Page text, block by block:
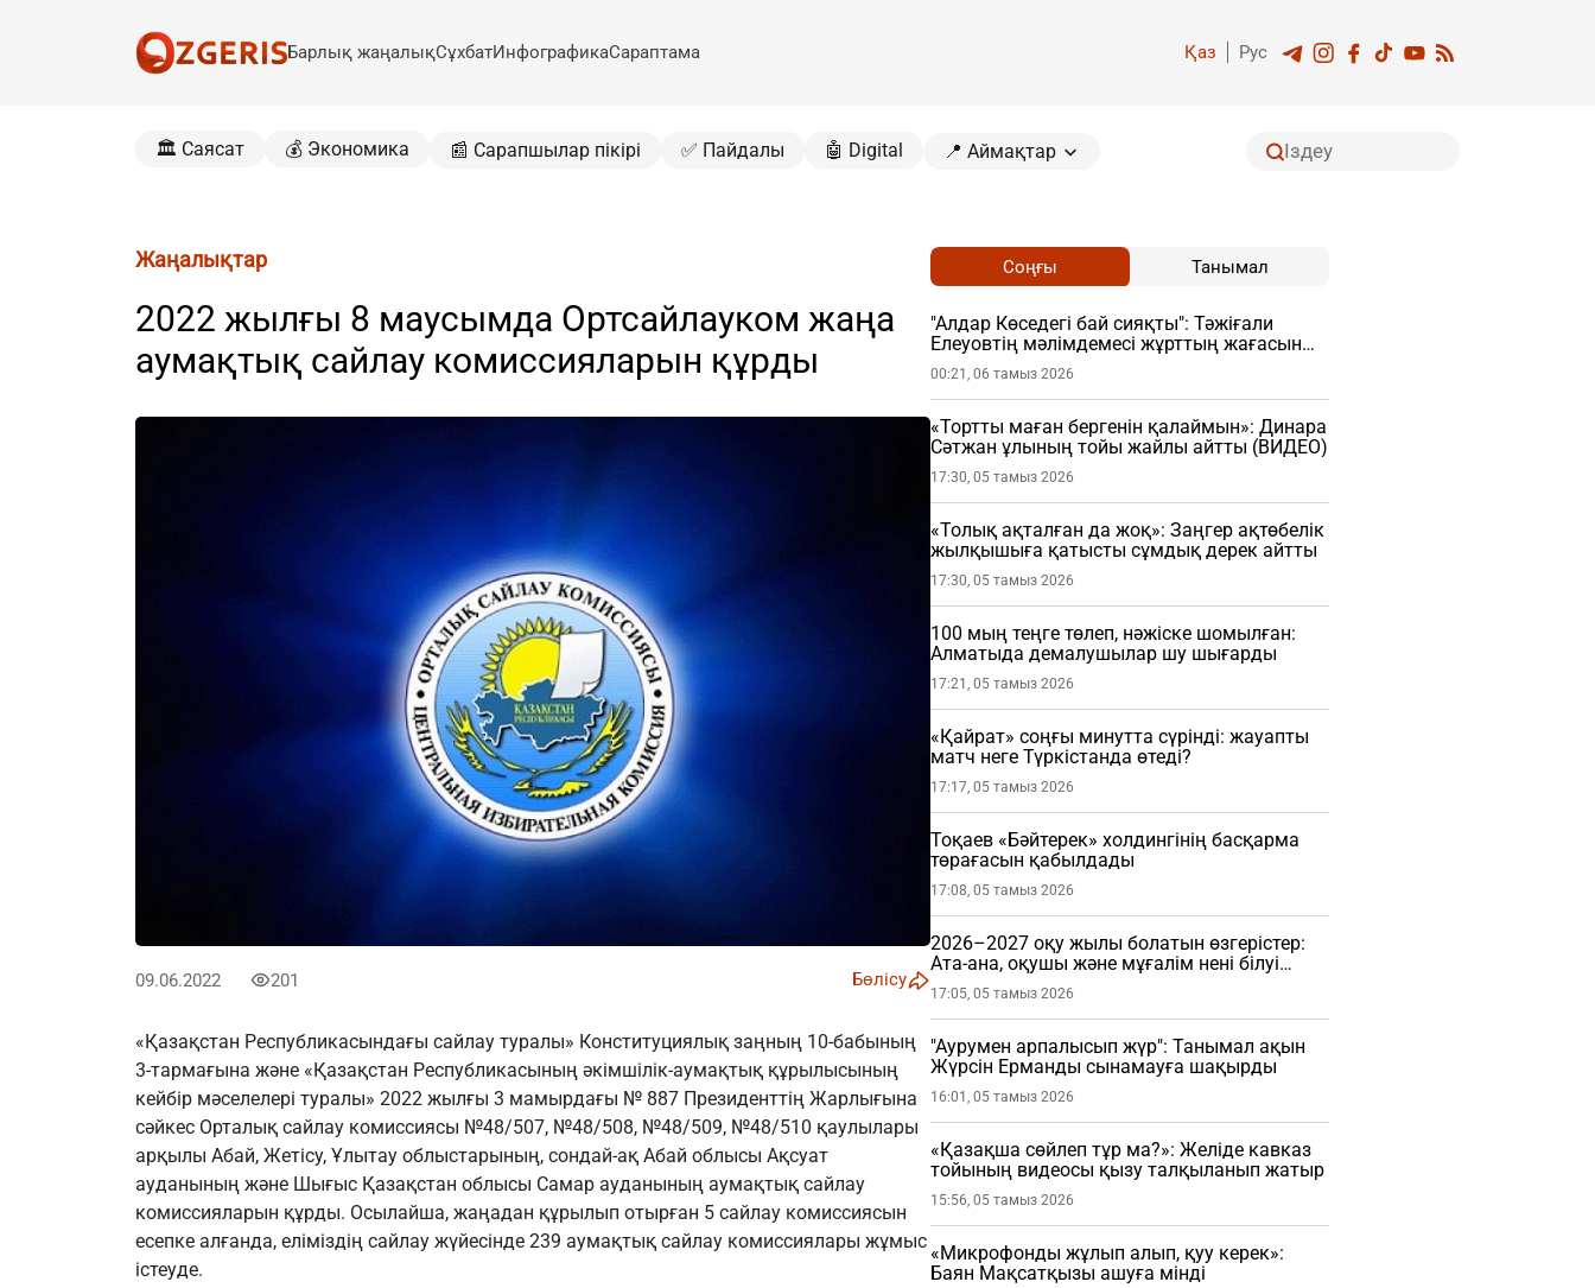
Барлық жаңалықСұхбатИнфографикаСараптама Қаз Рус
🏛️ Саясат 💰 Экономика 📰 Сарапшылар пікірі ✅ Пайдалы 🤖 Digital 📍 Аймақтар
Жаңалықтар
2022 жылғы 8 маусымда Ортсайлауком жаңа
аумақтық сайлау комиссияларын құрды
09.06.2022 201 Бөлісу
«Қазақстан Республикасындағы сайлау туралы» Конституциялық заңның 10-бабының
3-тармағына және «Қазақстан Республикасының әкімшілік-аумақтық құрылысының
кейбір мәселелері туралы» 2022 жылғы 3 мамырдағы № 887 Президенттің Жарлығына
сәйкес Орталық сайлау комиссиясы №48/507, №48/508, №48/509, №48/510 қаулылары
арқылы Абай, Жетісу, Ұлытау облыстарының, сондай-ақ Абай облысы Ақсуат
ауданының және Шығыс Қазақстан облысы Самар ауданының аумақтық сайлау
комиссияларын құрды. Осылайша, жаңадан құрылып отырған 5 сайлау комиссиясын
есепке алғанда, еліміздің сайлау жүйесінде 239 аумақтық сайлау комиссиялары жұмыс
істеуде.
Соңғы Танымал
"Алдар Көседегі бай сияқты": Тәжіғали
Елеуовтің мәлімдемесі жұрттың жағасын
ұстатты
00:21, 06 тамыз 2026
«Тортты маған бергенін қалаймын»: Динара
Сәтжан ұлының тойы жайлы айтты (ВИДЕО)
17:30, 05 тамыз 2026
«Толық ақталған да жоқ»: Заңгер ақтөбелік
жылқышыға қатысты сұмдық дерек айтты
17:30, 05 тамыз 2026
100 мың теңге төлеп, нәжіске шомылған:
Алматыда демалушылар шу шығарды
17:21, 05 тамыз 2026
«Қайрат» соңғы минутта сүрінді: жауапты
матч неге Түркістанда өтеді?
17:17, 05 тамыз 2026
Тоқаев «Бәйтерек» холдингінің басқарма
төрағасын қабылдады
17:08, 05 тамыз 2026
2026–2027 оқу жылы болатын өзгерістер:
Ата-ана, оқушы және мұғалім нені білуі
керек?
17:05, 05 тамыз 2026
"Аурумен арпалысып жүр": Танымал ақын
Жүрсін Ерманды сынамауға шақырды
16:01, 05 тамыз 2026
«Қазақша сөйлеп тұр ма?»: Желіде кавказ
тойының видеосы қызу талқыланып жатыр
15:56, 05 тамыз 2026
«Микрофонды жұлып алып, қуу керек»:
Баян Мақсатқызы ашуға мінді